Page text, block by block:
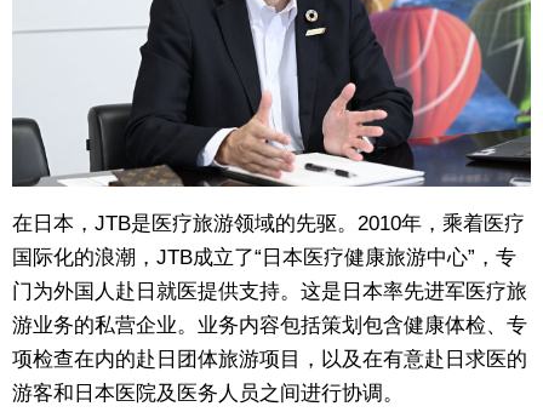
在日本，JTB是医疗旅游领域的先驱。2010年，乘着医疗
国际化的浪潮，JTB成立了“日本医疗健康旅游中心”，专
门为外国人赴日就医提供支持。这是日本率先进军医疗旅
游业务的私营企业。业务内容包括策划包含健康体检、专
项检查在内的赴日团体旅游项目，以及在有意赴日求医的
游客和日本医院及医务人员之间进行协调。